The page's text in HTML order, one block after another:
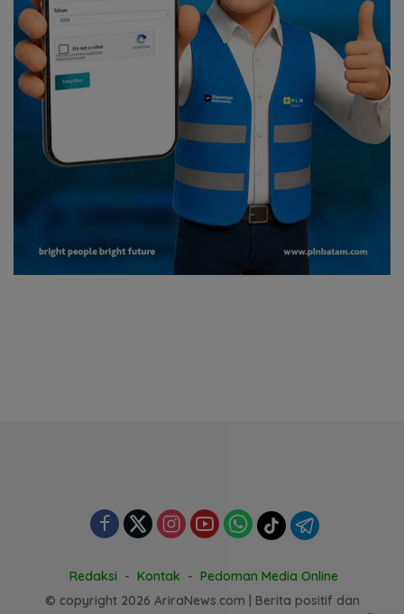
Redaksi Kontak
Pedoman Media Online
© copyright 2026 AriraNews.com | Berita positif dan